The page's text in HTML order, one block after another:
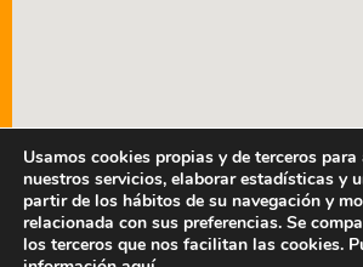
© 2025 - Prefabricados Metálicos
Usamos cookies propias y de terceros
nuestros servicios, elaborar estadísticas y
partir de los hábitos de su navegación y
relacionada con sus preferencias. Se
los terceros que nos facilitan las cookies.